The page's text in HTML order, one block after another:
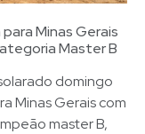
Minas Gerais
Master B
domingo
Minas Gerais com
master B,